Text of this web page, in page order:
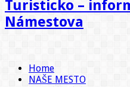
Turisticko –
Námestova
Home
NAŠE MESTO